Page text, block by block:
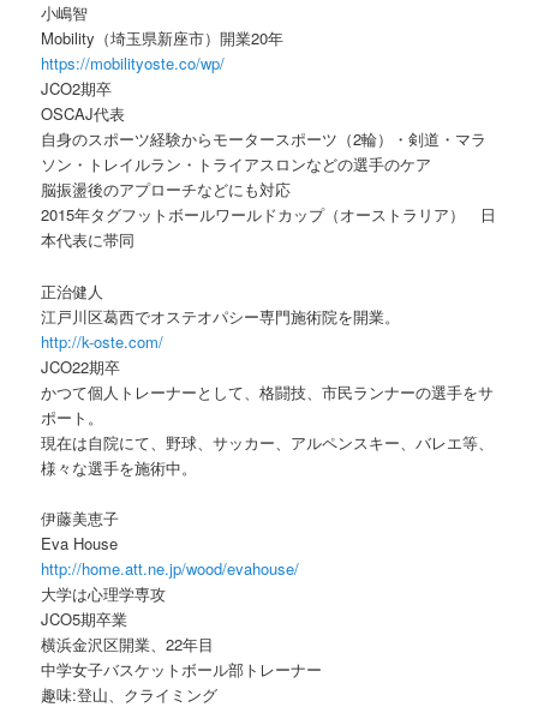
小嶋智
Mobility（埼玉県新座市）開業20年
https://mobilityoste.co/wp/
JCO2期卒
OSCAJ代表
自身のスポーツ経験からモータースポーツ（2輪）・剣道・マラ
ソン・トレイルラン・トライアスロンなどの選手のケア
脳振盪後のアプローチなどにも対応
2015年タグフットボールワールドカップ（オーストラリア） 日
本代表に帯同
正治健人
江戸川区葛西でオステオパシー専門施術院を開業。
http://k-oste.com/
JCO22期卒
かつて個人トレーナーとして、格闘技、市民ランナーの選手をサ
ポート。
現在は自院にて、野球、サッカー、アルペンスキー、バレエ等、
様々な選手を施術中。
伊藤美恵子
Eva House
http://home.att.ne.jp/wood/evahouse/
大学は心理学専攻
JCO5期卒業
横浜金沢区開業、22年目
中学女子バスケットボール部トレーナー
趣味:登山、クライミング